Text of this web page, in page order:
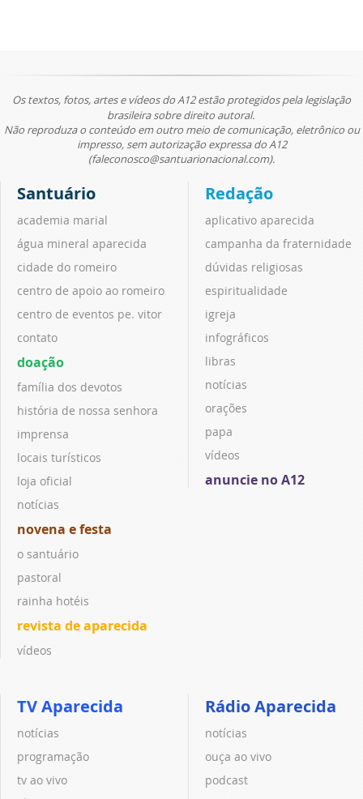
Os textos, fotos, artes e vídeos do A12 estão protegidos pela legislação
brasileira sobre direito autoral.
Não reproduza o conteúdo em outro meio de comunicação, eletrônico ou
impresso, sem autorização expressa do A12
(faleconosco@santuarionacional.com).
Santuário
academia marial
água mineral aparecida
cidade do romeiro
centro de apoio ao romeiro
centro de eventos pe. vitor
contato
doação
família dos devotos
história de nossa senhora
imprensa
locais turísticos
loja oficial
notícias
novena e festa
o santuário
pastoral
rainha hotéis
revista de aparecida
vídeos
Redação
aplicativo aparecida
campanha da fraternidade
dúvidas religiosas
espiritualidade
igreja
infográficos
libras
notícias
orações
papa
vídeos
anuncie no A12
TV Aparecida
notícias
programação
tv ao vivo
Rádio Aparecida
notícias
ouça ao vivo
podcast